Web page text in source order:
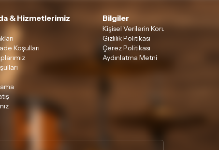
& Hizmetlerimiz
Koşulları
Bilgiler
Kişisel Verilerin Korunması
Gizlilik Politikası
Çerez Politikası
Aydınlatma Metni